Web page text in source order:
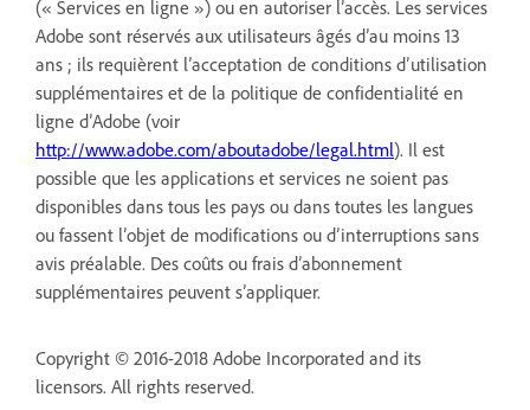
(« Services en ligne ») ou en autoriser l’accès. Les services
Adobe sont réservés aux utilisateurs âgés d’au moins 13
ans ; ils requièrent l’acceptation de conditions d’utilisation
supplémentaires et de la politique de confidentialité en
ligne d’Adobe (voir
http://www.adobe.com/aboutadobe/legal.html). Il est
possible que les applications et services ne soient pas
disponibles dans tous les pays ou dans toutes les langues
ou fassent l’objet de modifications ou d’interruptions sans
avis préalable. Des coûts ou frais d’abonnement
supplémentaires peuvent s’appliquer.
Copyright © 2016-2018 Adobe Incorporated and its
licensors. All rights reserved.